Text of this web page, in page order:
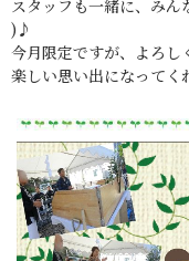
スタッフも一緒に、み
)♪
今月限定ですが、よろし
楽しい思い出になって